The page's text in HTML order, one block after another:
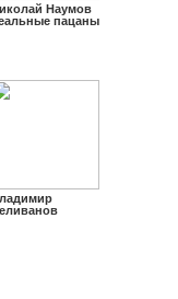
Наумов
пацаны
пацаны